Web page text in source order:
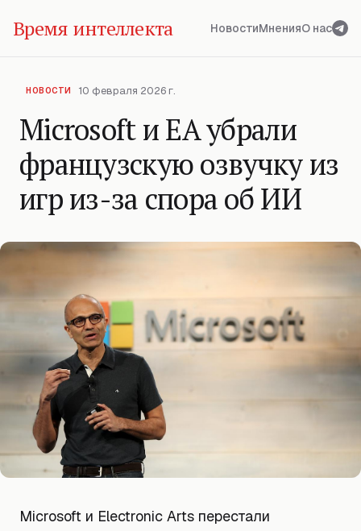
Время интеллекта НовостиМненияО нас
НОВОСТИ 10 февраля 2026 г.
Microsoft и EA убрали
французскую озвучку из
игр из-за спора об ИИ
Microsoft и Electronic Arts перестали